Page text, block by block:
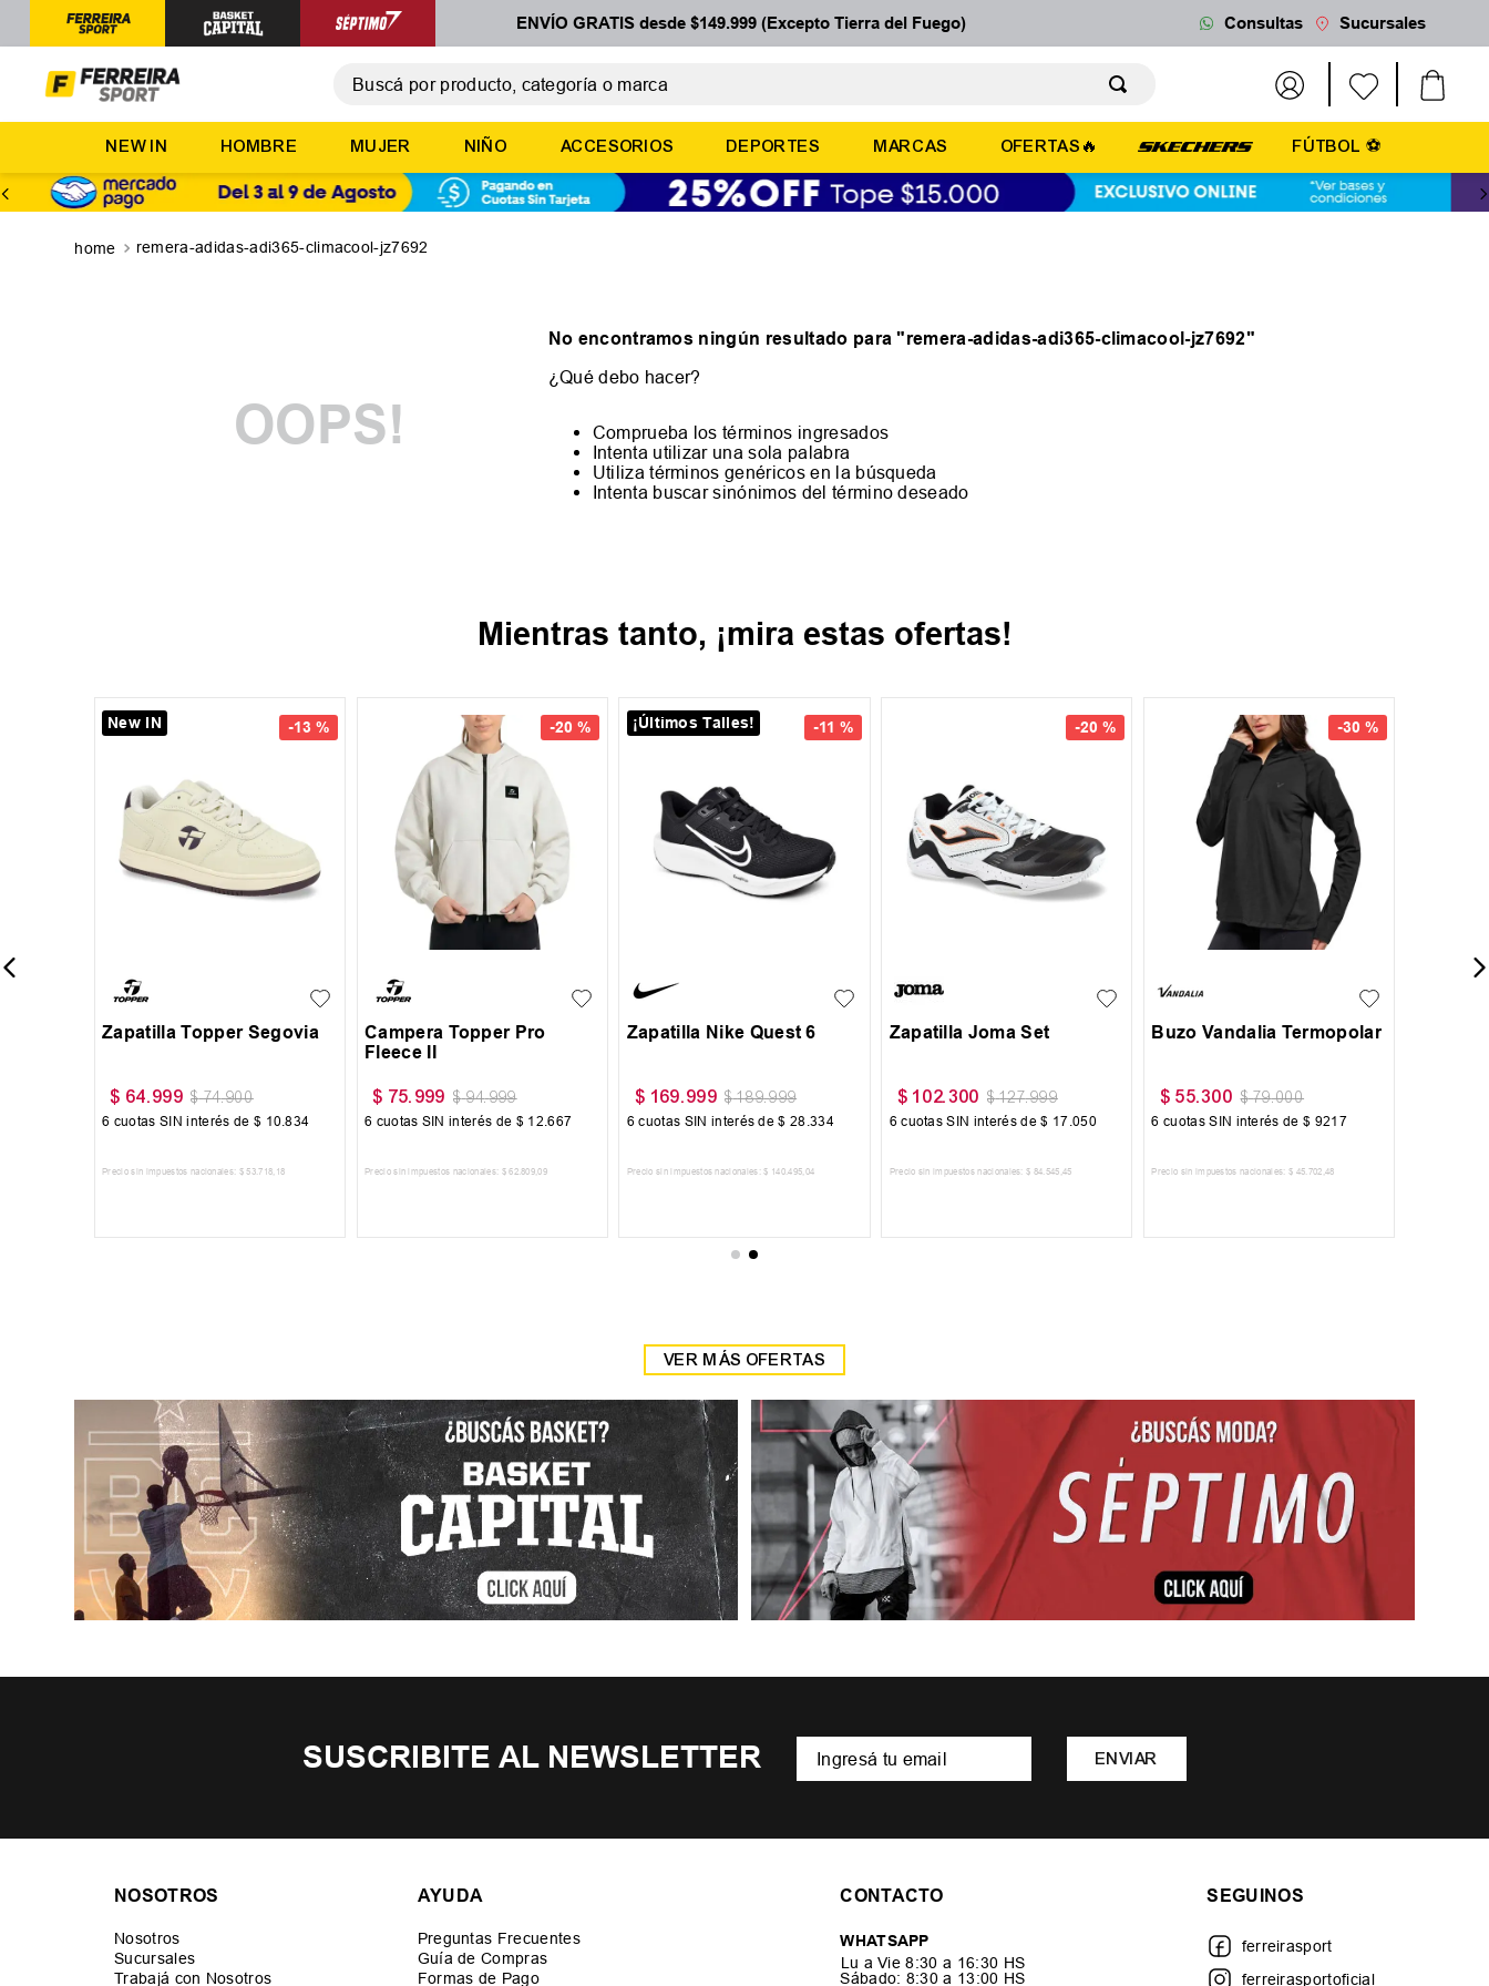
ENVÍO GRATIS desde $149.999 (Excepto Tierra del Fuego) Consultas Sucursales
NEW IN HOMBRE MUJER NIÑO ACCESORIOS DEPORTES MARCAS OFERTAS🔥 FÚTBOL ⚽
remera-adidas-adi365-climacool-jz7692
OOPS!
No encontramos ningún resultado para "remera-adidas-adi365-climacool-jz7692"
¿Qué debo hacer?
Comprueba los términos ingresados
Intenta utilizar una sola palabra
Utiliza términos genéricos en la búsqueda
Intenta buscar sinónimos del término deseado
Mientras tanto, ¡mira estas ofertas!
-13 %
New IN
39
Zapatilla Topper Segovia
$ 64.999 $ 74.900
6 cuotas SIN interés de $ 10.834
Precio sin impuestos nacionales: $ 53 .718 18
-20 %
M
Campera Topper Pro
Fleece II
$ 75. 999 $ 94.999
6 cuotas SIN interés de $ 12.667
Precio sin impuestos nacionales: $ 62.809 ,09
-11 %
¡Últimos Talles!
39.5
Zapatilla Nike Quest 6
$ 169.999 $ 189.999
6 cuotas SIN interés de$ 28.334
Precio sin impuestos nacionales: $ 140.495 04
-20 %
43
Zapatilla Joma Set
$ 102.300 $ 127.999
6 cuotas SIN interés de$ 17.050
Precio sin impuestos nacionales: $ 84 545 ,45
-30 %
M XXL
Buzo Vandalia Termopolar
$ 55.300 $ 79.000
6 cuotas SIN interés de$ 9217
Precio sin impuestos nacionales: $ 45 702 48
VER MÁS OFERTAS
SUSCRIBITE AL NEWSLETTER ENVIAR
NOSOTROS
Nosotros
Sucursales
Trabajá con Nosotros
AYUDA
Preguntas Frecuentes
Guía de Compras
Formas de Pago
CONTACTO
WHATSAPP
Lu a Vie 8:30 a 16:30 HS
Sábado: 8:30 a 13:00 HS
SEGUINOS
ferreirasport
ferreirasportoficial
TÉRMINOS MÁS BUSCADOS
2.
basquet